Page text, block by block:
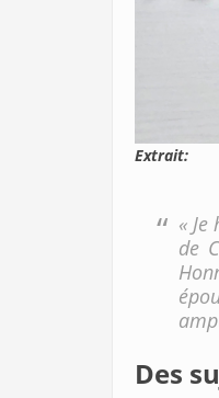
Extrait:
«
de
Des